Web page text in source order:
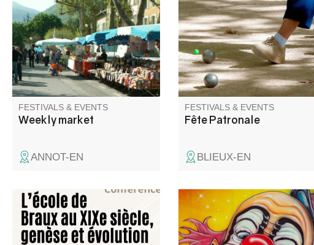
producers and retailers all year
round. Come and stroll among
the stalls for a moment of
discovery and conviviality.
FESTIVALS & EVENTS
Weekly market
ANNOT-EN
concours de boules, concert,
méchoui.
FESTIVALS & EVENTS
Fête Patronale
BLIEUX-EN
Mathieu Sieye, président de
l'association Traces Editions,
proposera une conférence sur
Venez applaudir les artistes, les
clowns et autres funambules.